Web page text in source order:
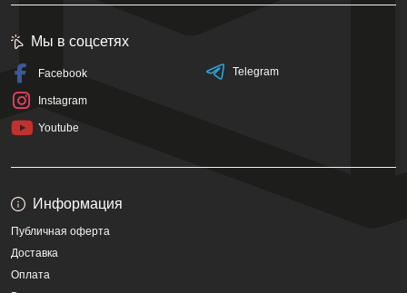
Информация
Публичная оферта
Доставка
Оплата
Мы в соцсетях
Facebook
Instagram
Youtube
Telegram